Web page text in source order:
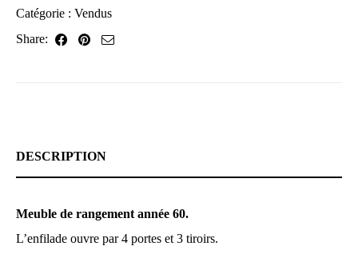
Catégorie : Vendus
Share:
DESCRIPTION
Meuble de rangement année 60.
L’enfilade ouvre par 4 portes et 3 tiroirs.